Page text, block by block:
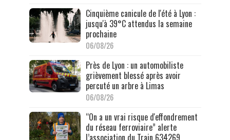
Cinquième canicule de l'été à Lyon :
jusqu'à 39°C attendus la semaine
prochaine
06/08/26
Près de Lyon : un automobiliste
grièvement blessé après avoir
percuté un arbre à Limas
06/08/26
“On a un vrai risque d'effondrement
du réseau ferroviaire” alerte
l’association du Train 634269